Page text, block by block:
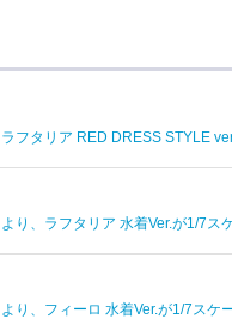
フタリア RED DRESS STYLE
り、ラフタリア 水着Ver.が1/7
り、フィーロ 水着Ver.が1/7ス